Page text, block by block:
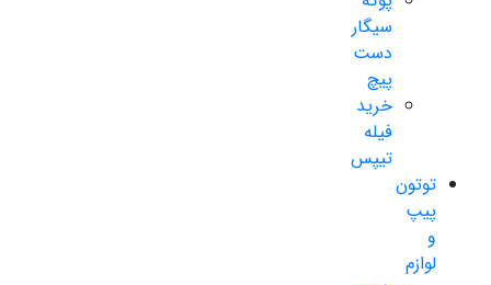
سیگار
دست
پیچ
خرید
فیله
تیپس
توتون
پیپ
و
لوازم